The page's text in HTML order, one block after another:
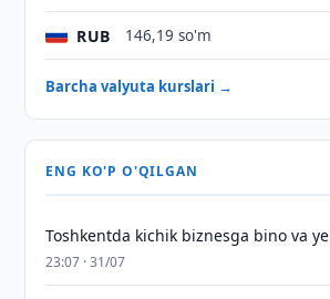
RUB 146,19 so'm
Barcha valyuta kurslari →
ENG KO'P O'QILGAN
Toshkentda kichik biznesga bino va
23:07 · 31/07